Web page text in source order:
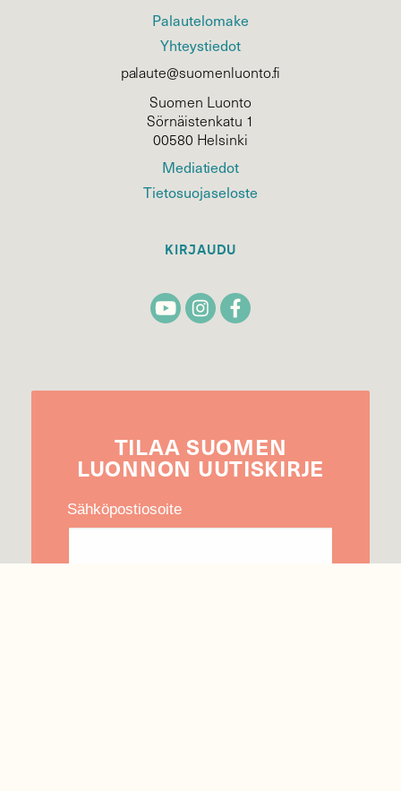
Palautelomake
Yhteystiedot
palaute@suomenluonto.fi
Suomen Luonto
Sörnäistenkatu 1
00580 Helsinki
Mediatiedot
Tietosuojaseloste
KIRJAUDU
TILAA SUOMEN
LUONNON UUTIS­KIRJE
Sähköpostiosoite